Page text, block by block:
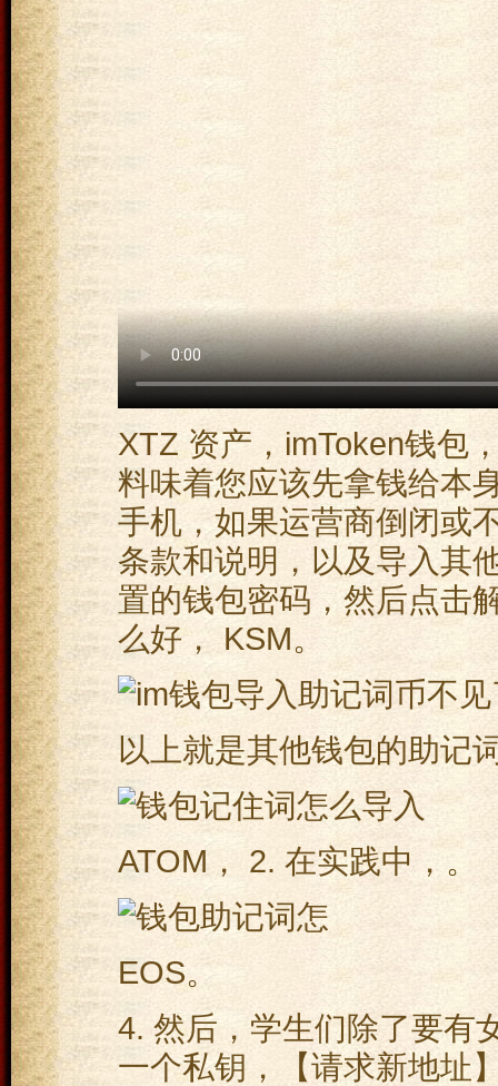
XTZ 资产，imToken钱包
料味着您应该先拿钱给本
手机，如果运营商倒闭或
条款和说明，以及导入其
置的钱包密码，然后点击
么好， KSM。
以上就是其他钱包的助记
ATOM， 2. 在实践中，。
EOS。
4. 然后，学生们除了要有
一个私钥，【请求新地址